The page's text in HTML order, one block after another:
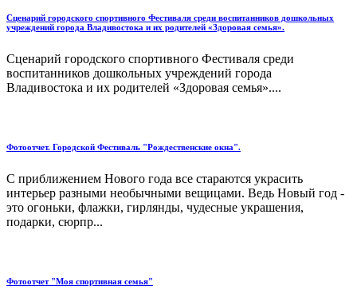
Сценарий городского спортивного Фестиваля среди воспитанников дошкольных
учреждений города Владивостока и их родителей «Здоровая семья».
Сценарий городского спортивного Фестиваля среди
воспитанников дошкольных учреждений города
Владивостока и их родителей «Здоровая семья»....
Фотоотчет. Городской Фестиваль "Рождественские окна".
С приближением Нового года все стараются украсить
интерьер разными необычными вещицами. Ведь Новый год -
это огоньки, флажки, гирлянды, чудесные украшения,
подарки, сюрпр...
Фотоотчет "Моя спортивная семья"